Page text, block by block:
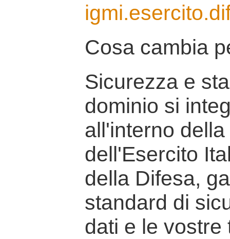
Cosa cambia
Sicurezza e
dominio si
all'interno
dell'Esercito
della Difesa,
standard di
dati e le vostre